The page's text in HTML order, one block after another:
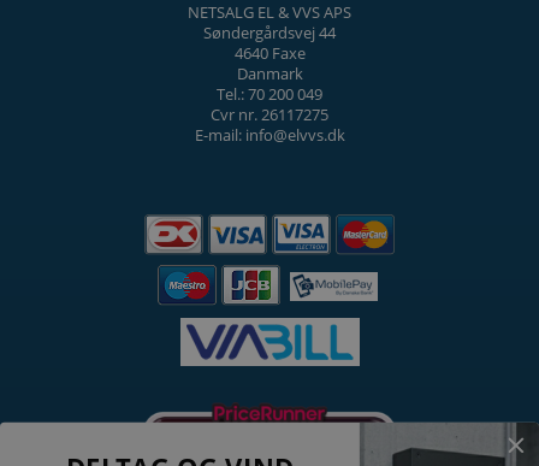
NETSALG EL & VVS APS
Søndergårdsvej 44
4640 Faxe
Danmark
Tel.: 70 200 049
Cvr nr. 26117275
E-mail: info@elvvs.dk